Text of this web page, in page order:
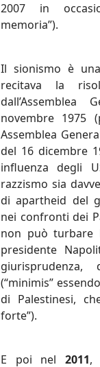
2007 in
memoria”).
Il sionismo è
recitava la
dall’Assemblea
novembre 1975
Assemblea
del 16 dicembre
influenza degli
razzismo sia
di apartheid del
nei confronti dei
non può turbare
presidente
(“minimis”
di Palestinesi,
forte”).
E poi nel 2011,